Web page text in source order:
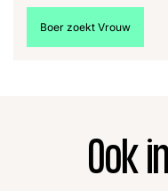
Bekijk meer artikelen over:
Boer zoekt Vrouw
Ook